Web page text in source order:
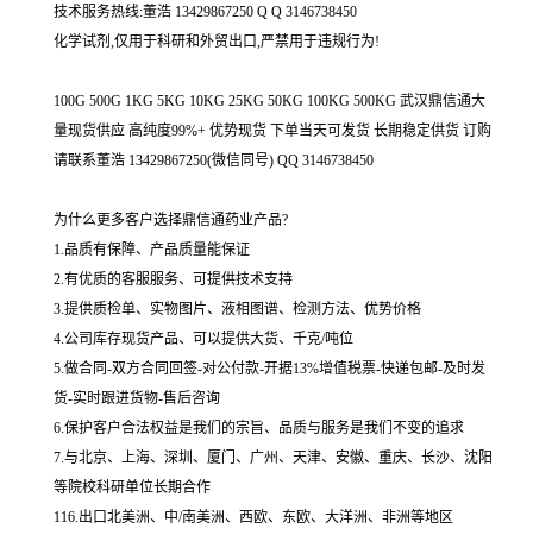
技术服务热线:董浩 13429867250 Q Q 3146738450
化学试剂,仅用于科研和外贸出口,严禁用于违规行为!
100G 500G 1KG 5KG 10KG 25KG 50KG 100KG 500KG 武汉鼎信通大
量现货供应 高纯度99%+ 优势现货 下单当天可发货 长期稳定供货 订购
请联系董浩 13429867250(微信同号) QQ 3146738450
为什么更多客户选择鼎信通药业产品?
1.品质有保障、产品质量能保证
2.有优质的客服服务、可提供技术支持
3.提供质检单、实物图片、液相图谱、检测方法、优势价格
4.公司库存现货产品、可以提供大货、千克/吨位
5.做合同-双方合同回签-对公付款-开据13%增值税票-快递包邮-及时发
货-实时跟进货物-售后咨询
6.保护客户合法权益是我们的宗旨、品质与服务是我们不变的追求
7.与北京、上海、深圳、厦门、广州、天津、安徽、重庆、长沙、沈阳
等院校科研单位长期合作
116.出口北美洲、中/南美洲、西欧、东欧、大洋洲、非洲等地区